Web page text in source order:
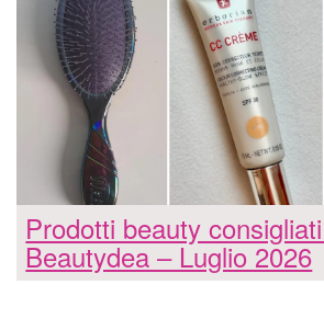
Prodotti beauty
Beautydea – Luglio 2026